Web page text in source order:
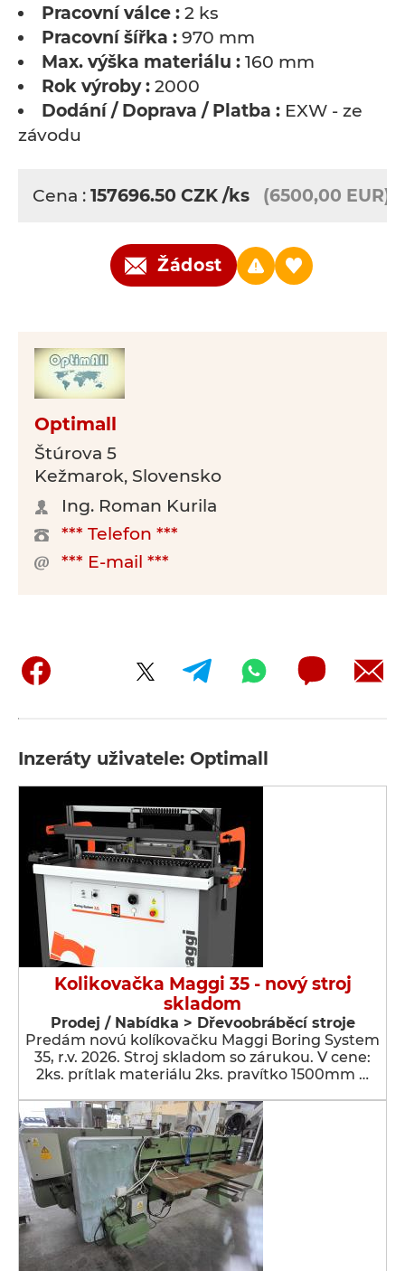
Pracovní válce : 2 ks
Pracovní šířka : 970 mm
Max. výška materiálu : 160 mm
Rok výroby : 2000
Dodání / Doprava / Platba : EXW - ze
závodu
Cena : 157696.50 CZK /ks (6500,00 EUR)
Žádost
Optimall
Štúrova 5
Kežmarok, Slovensko
Ing. Roman Kurila
*** Telefon ***
*** E-mail ***
Inzeráty uživatele: Optimall
Kolikovačka Maggi 35 - nový stroj
skladom
Prodej / Nabídka > Dřevoobráběcí stroje
Predám novú kolíkovačku Maggi Boring System
35, r.v. 2026. Stroj skladom so zárukou. V cene:
2ks. prítlak materiálu 2ks. pravítko 1500mm …